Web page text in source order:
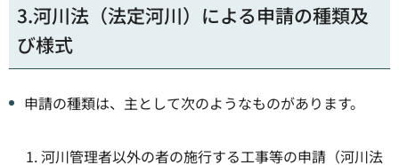
3.河川法（法定河川）による申請の種類及
び様式
申請の種類は、主として次のようなものがあります。
河川管理者以外の者の施行する工事等の申請（河川法